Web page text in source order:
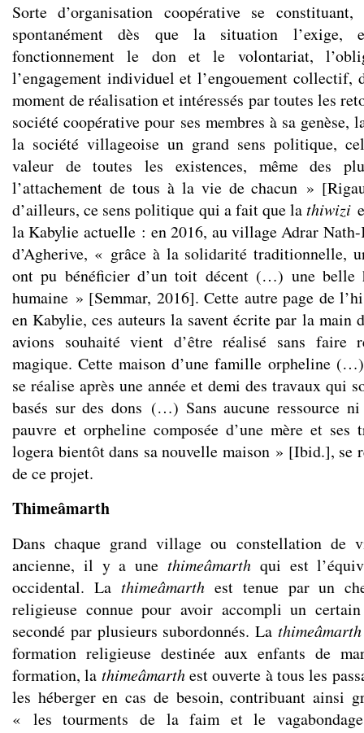
Sorte d’organisation coopérative se
spontanément dès que la situation l’exige,
fonctionnement le don et le volontariat,
l’engagement individuel et l’engouement collectif,
moment de réalisation et intéressés par toutes les
société coopérative pour ses membres à sa genèse,
la société villageoise un grand sens politique,
valeur de toutes les existences, même des
l’attachement de tous à la vie de chacun »
d’ailleurs, ce sens politique qui a fait que lathiwizi
la Kabylie actuelle : en 2016, au village Adrar
d’Agherive, « grâce à la solidarité traditionnelle,
ont pu bénéficier d’un toit décent (…) une belle
humaine » [Semmar, 2016]. Cette autre page de
en Kabylie, ces auteurs la savent écrite par la main
avions souhaité vient d’être réalisé sans faire
magique. Cette maison d’une famille orpheline (…)
se réalise après une année et demi des travaux qui
basés sur des dons (…) Sans aucune ressource
pauvre et orpheline composée d’une mère et ses
logera bientôt dans sa nouvelle maison » [Ibid.], se
de ce projet.
Thimeâmarth
Dans chaque grand village ou constellation de
ancienne, il y a une thimeâmarth qui est
occidental. La thimeâmarthest tenue par un
religieuse connue pour avoir accompli un
secondé par plusieurs subordonnés. La thimeâmarth
formation religieuse destinée aux enfants de
formation, la thimeâmarthest ouverte à tous les
les héberger en cas de besoin, contribuant ainsi
« les tourments de la faim et le